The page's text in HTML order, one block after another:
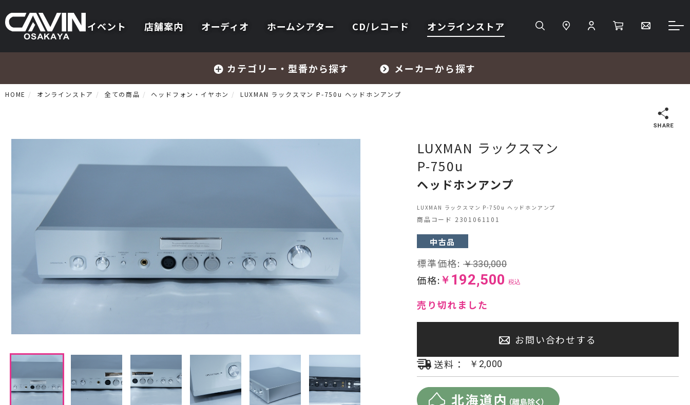
イベント 店舗案内 オーディオ ホームシアター CD/レコード オンラインストア
カテゴリー・型番から探す メーカーから探す
プリメインアンプ
プリアンプ
パワーアンプ
CDプレーヤー・レシーバー
ネットワークプレーヤー・D/Aコンバーター
フォノイコライザー・MCトランス
オーディオアクセサリー
ヘッドフォン・イヤホン
オーディオその他
ＴＶ・レコーダー・プレーヤー
プロジェクター・スクリーン
HOME オンラインストア 全ての商品 ヘッドフォン・イヤホン LUXMAN ラックスマン P-750u ヘッドホンアンプ
LUXMAN ラックスマン
P-750u
ヘッドホンアンプ
LUXMAN ラックスマン P-750u ヘッドホンアンプ
商品コード 2301061101
中古品
標準価格: ￥330,000
価格: ￥ 192,500 税込
売り切れました
お問い合わせする
送料：
￥ 2,000